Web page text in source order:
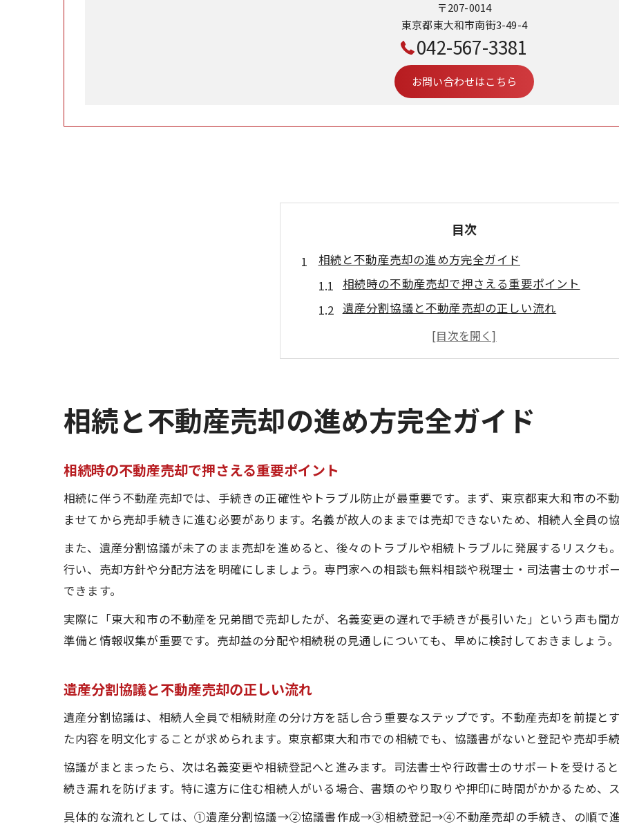
〒207-0014
東京都東大和市南街3-49-4
042-567-3381
お問い合わせはこちら
目次
相続と不動産売却の進め方完全ガイド
相続時の不動産売却で押さえる重要ポイント
遺産分割協議と不動産売却の正しい流れ
東京都東大和市の相続手続きと不動産売却実務
相続税対策と不動産売却の両立方法を解説
東京都東大和市で安心の相続手続き
東京都東大和市の不動産売却に伴う相続手続きの流
安心して進めるための遺産分割協議サポート
東京都東大和市の不動産売却に強い専門家選び
不動産売却なら円滑な遺産分割を目指して
不動産売却と遺産分割協議の進め方を徹底解説
東京都東大和市で役立つ遺産分割協議のコツ
税務相談と不動産売却の連携ポイント
相続と不動産売却の悩みは専門家相談で解決
税務相談を活用した不動産売却時の節税対策
東京都東大和市で相談できる相続専門家の選び方
不動産売却に強い税理士の活用ポイント
遺産分割協議中の専門家相談の有効な進め方
相続と不動産売却の進め方完全ガイド
相続時の不動産売却で押さえる重要ポイント
相続に伴う不動産売却では、手続きの正確性やトラブル防止が最重要です。まず、東京都東大和市の不
ませてから売却手続きに進む必要があります。名義が故人のままでは売却できないため、相続人全員の
また、遺産分割協議が未了のまま売却を進めると、後々のトラブルや相続トラブルに発展するリスク
行い、売却方針や分配方法を明確にしましょう。専門家への相談も無料相談や税理士・司法書士のサポ
できます。
実際に「東大和市の不動産を兄弟間で売却したが、名義変更の遅れで手続きが長引いた」という声も聞
準備と情報収集が重要です。売却益の分配や相続税の見通しについても、早めに検討しておきましょう。
遺産分割協議と不動産売却の正しい流れ
遺産分割協議は、相続人全員で相続財産の分け方を話し合う重要なステップです。不動産売却を前提と
た内容を明文化することが求められます。東京都東大和市での相続でも、協議書がないと登記や売却手
協議がまとまったら、次は名義変更や相続登記へと進みます。司法書士や行政書士のサポートを受ける
続き漏れを防げます。特に遠方に住む相続人がいる場合、書類のやり取りや押印に時間がかかるため、
具体的な流れとしては、①遺産分割協議→②協議書作成→③相続登記→④不動産売却の手続き、の順で進